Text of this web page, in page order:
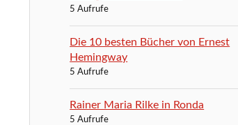
5 Aufrufe
Die 10 besten Bücher von Ernest
Hemingway
5 Aufrufe
Rainer Maria Rilke in Ronda
5 Aufrufe